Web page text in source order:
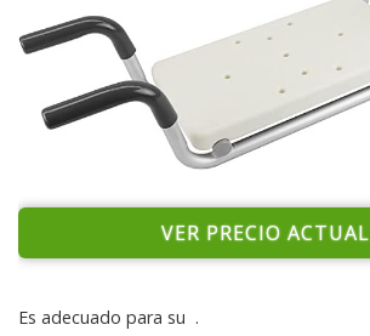
VER PRECIO ACTUAL
Es adecuado para su .